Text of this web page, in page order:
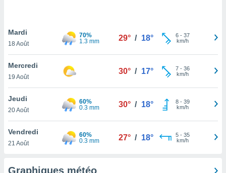
notre
que
et que
Mardi
18 Août
70%
1.3 mm
29° / 18° 6- 37
km/h
Mercredi
19 Août
30° / 17° 7- 36
km/h
Jeudi
20 Août
60%
0.3 mm
30° / 18° 8- 39
km/h
Vendredi
21 Août
60%
0.3 mm
27° / 18° 5- 35
km/h
Graphiques météo